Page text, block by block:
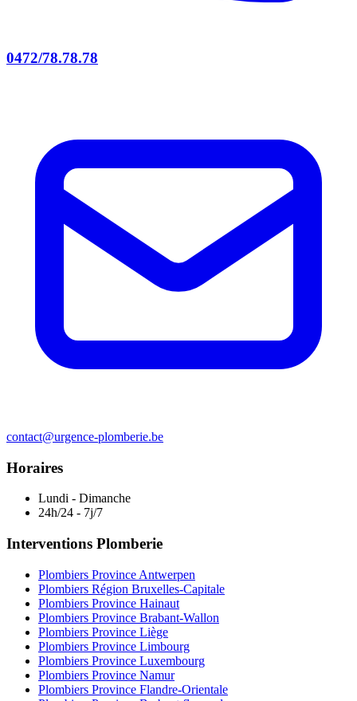
0472/78.78.78
contact@urgence-plomberie.be
Horaires
Lundi - Dimanche
24h/24 - 7j/7
Interventions Plomberie
Plombiers Province Antwerpen
Plombiers Région Bruxelles-Capitale
Plombiers Province Hainaut
Plombiers Province Brabant-Wallon
Plombiers Province Liège
Plombiers Province Limbourg
Plombiers Province Luxembourg
Plombiers Province Namur
Plombiers Province Flandre-Orientale